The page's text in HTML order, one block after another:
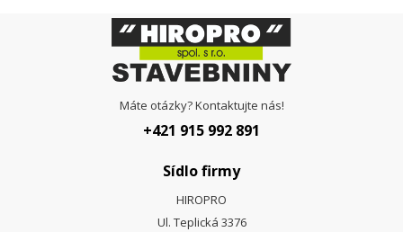
Máte otázky? Kontaktujte nás!
+421 915 992 891
Sídlo firmy
HIROPRO
Ul. Teplická 3376